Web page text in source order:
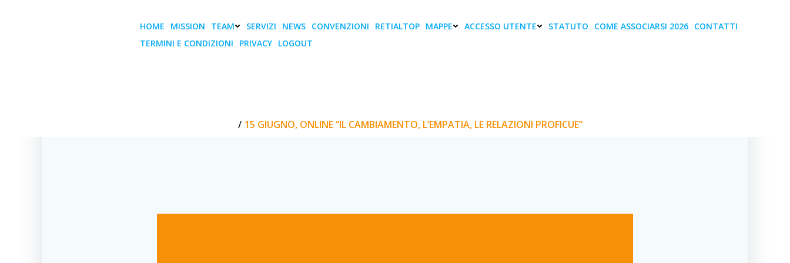
HOME MISSION TEAM SERVIZI NEWS CONVENZIONI RETIALTOP MAPPE ACCESSO UTENTE STATUTO COME ASSOCIARSI 2026 CONTATTI
TERMINI E CONDIZIONI
PRIVACY LOGOUT
15 GIUGNO, ONLINE “IL CAMBIAMENTO, L’EMPATIA, LE RELAZIONI PROFICUE”